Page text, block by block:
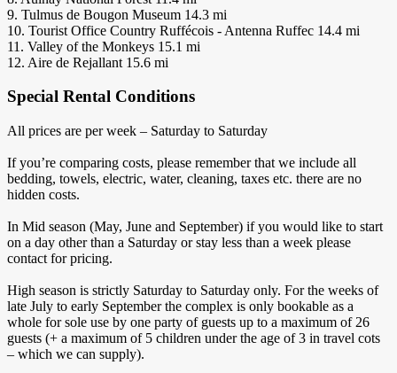
9. Tulmus de Bougon Museum 14.3 mi
10. Tourist Office Country Ruffécois - Antenna Ruffec 14.4 mi
11. Valley of the Monkeys 15.1 mi
12. Aire de Rejallant 15.6 mi
Special Rental Conditions
All prices are per week – Saturday to Saturday
If you’re comparing costs, please remember that we include all
bedding, towels, electric, water, cleaning, taxes etc. there are no
hidden costs.
In Mid season (May, June and September) if you would like to start
on a day other than a Saturday or stay less than a week please
contact for pricing.
High season is strictly Saturday to Saturday only. For the weeks of
late July to early September the complex is only bookable as a
whole for sole use by one party of guests up to a maximum of 26
guests (+ a maximum of 5 children under the age of 3 in travel cots
– which we can supply).